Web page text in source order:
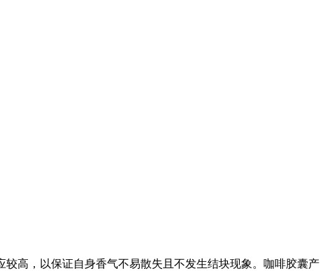
高，以保证自身香气不易散失且不发生结块现象。咖啡胶囊产